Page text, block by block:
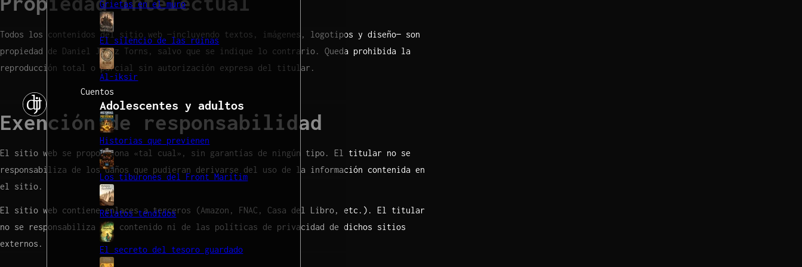
Grietas en el muro
El silencio de las ruinas
Al-iksir
Cuentos
Adolescentes y adultos
Historias que previenen
Los tiburones del Front Marítim
Relatos tendidos
El secreto del tesoro guardado
Todos los contenidos del sitio web —incluyendo textos, imágenes, logotipos y diseño— son
propiedad de Daniel Jerez Torns, salvo que se indique lo contrario. Queda prohibida la
reproducción total o parcial sin autorización expresa del titular.
Exención de responsabilidad
El sitio web se proporciona «tal cual», sin garantías de ningún tipo. El titular no se
responsabiliza de los daños que pudieran derivarse del uso de la información contenida en
el sitio.
El sitio web contiene enlaces a terceros (Amazon, FNAC, Casa del Libro, etc.). El titular
no se responsabiliza del contenido ni de las políticas de privacidad de dichos sitios
externos.